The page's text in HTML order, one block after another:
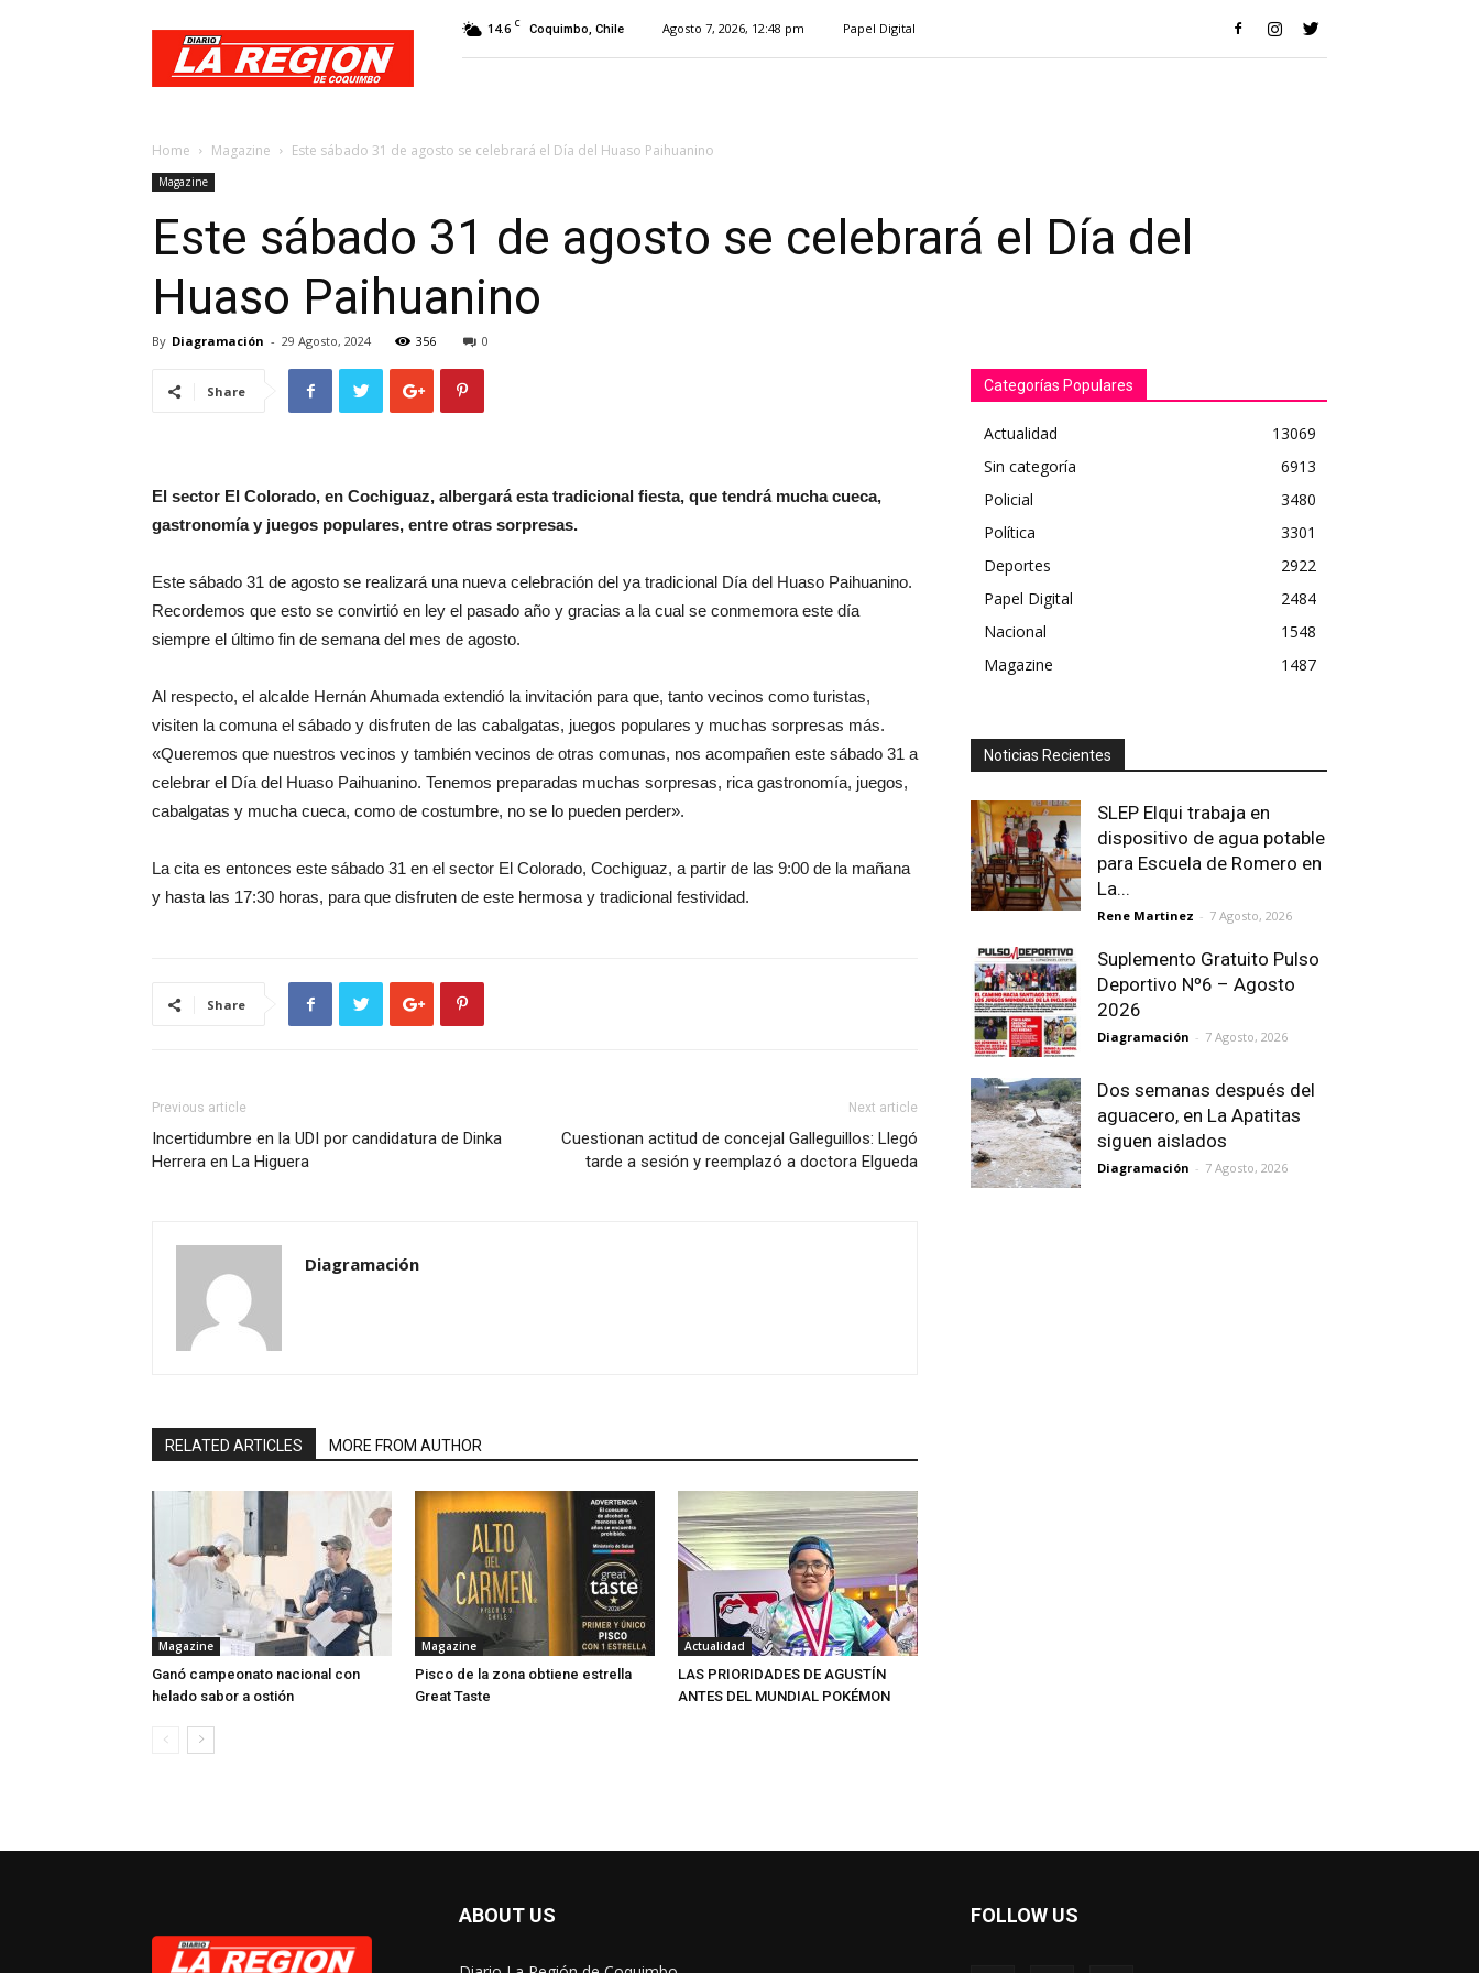
Diario
Región
14.6 C Coquimbo, Chile Agosto 7, 2026, 12:48 pm Papel Digital
Home Magazine Este sábado 31 de agosto se celebrará el Día del Huaso Paihuanino
Magazine
Este sábado 31 de agosto se celebrará el Día del
Huaso Paihuanino
By Diagramación - 29 Agosto, 2024 356 0
Share
El sector El Colorado, en Cochiguaz, albergará esta tradicional fiesta, que tendrá mucha cueca,
gastronomía y juegos populares, entre otras sorpresas.
Este sábado 31 de agosto se realizará una nueva celebración del ya tradicional Día del Huaso Paihuanino.
Recordemos que esto se convirtió en ley el pasado año y gracias a la cual se conmemora este día
siempre el último fin de semana del mes de agosto.
Al respecto, el alcalde Hernán Ahumada extendió la invitación para que, tanto vecinos como turistas,
visiten la comuna el sábado y disfruten de las cabalgatas, juegos populares y muchas sorpresas más.
«Queremos que nuestros vecinos y también vecinos de otras comunas, nos acompañen este sábado 31 a
celebrar el Día del Huaso Paihuanino. Tenemos preparadas muchas sorpresas, rica gastronomía, juegos,
cabalgatas y mucha cueca, como de costumbre, no se lo pueden perder».
La cita es entonces este sábado 31 en el sector El Colorado, Cochiguaz, a partir de las 9:00 de la mañana
y hasta las 17:30 horas, para que disfruten de este hermosa y tradicional festividad.
Share
Previous article
Incertidumbre en la UDI por candidatura de Dinka
Herrera en La Higuera
Next article
Cuestionan actitud de concejal Galleguillos: Llegó
tarde a sesión y reemplazó a doctora Elgueda
Diagramación
RELATED ARTICLES MORE FROM AUTHOR
Magazine
Ganó campeonato nacional con
helado sabor a ostión
Magazine
Pisco de la zona obtiene estrella
Great Taste
Actualidad
LAS PRIORIDADES DE AGUSTÍN
ANTES DEL MUNDIAL POKÉMON
Categorías Populares
Actualidad
13069
Sin categoría
6913
Policial
3480
Política
3301
Deportes
2922
Papel Digital
2484
Nacional
1548
Magazine
1487
Noticias Recientes
SLEP Elqui trabaja en
dispositivo de agua potable
para Escuela de Romero en
La...
Rene Martinez - 7 Agosto, 2026
Suplemento Gratuito Pulso
Deportivo Nº6 – Agosto
2026
Diagramación - 7 Agosto, 2026
Dos semanas después del
aguacero, en La Apatitas
siguen aislados
Diagramación - 7 Agosto, 2026
ABOUT US FOLLOW US